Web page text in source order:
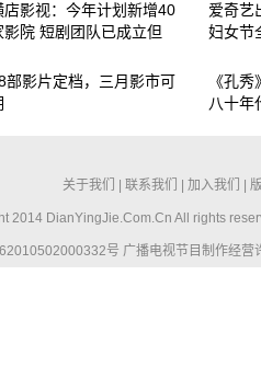
店影视：今年计划新增40
影院 短剧团队已成立但
爱奇艺
妇女节
部影片定档，三月影市可
《孔
八十年
关于我们 联系我们 加入我们
2014 DianYingJie.Com.Cn All rights
号 广播电视节目制作经